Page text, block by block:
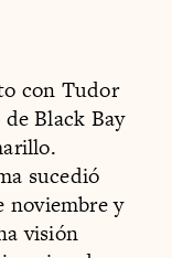
con Tudor
Black Bay
sucedió
noviembre y
visión